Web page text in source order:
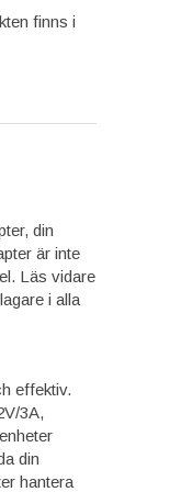
finns i
din
är inte
Läs vidare
i alla
effektiv.
3A,
din
hantera